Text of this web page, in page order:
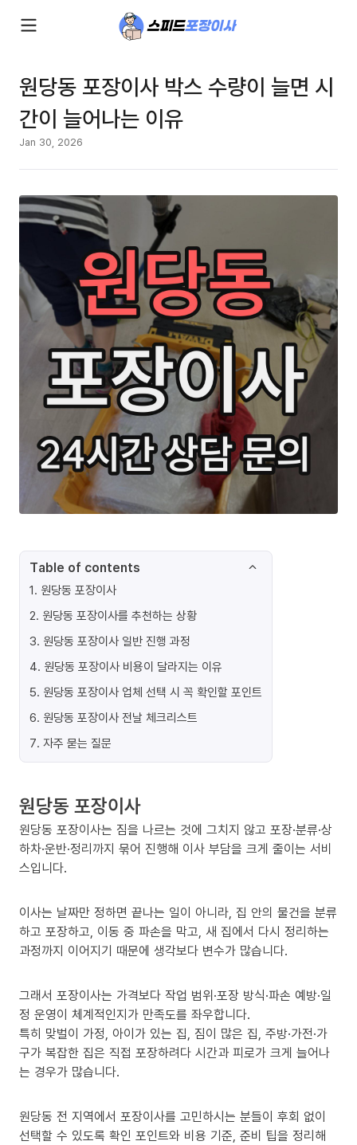
원당동 포장이사 박스 수량이 늘면 시
간이 늘어나는 이유
Jan 30, 2026
Table of contents
1. 원당동 포장이사
2. 원당동 포장이사를 추천하는 상황
3. 원당동 포장이사 일반 진행 과정
4. 원당동 포장이사 비용이 달라지는 이유
5. 원당동 포장이사 업체 선택 시 꼭 확인할 포인트
6. 원당동 포장이사 전날 체크리스트
7. 자주 묻는 질문
원당동 포장이사
원당동 포장이사는 짐을 나르는 것에 그치지 않고 포장·분류·상
하차·운반·정리까지 묶어 진행해 이사 부담을 크게 줄이는 서비
스입니다.
이사는 날짜만 정하면 끝나는 일이 아니라, 집 안의 물건을 분류
하고 포장하고, 이동 중 파손을 막고, 새 집에서 다시 정리하는
과정까지 이어지기 때문에 생각보다 변수가 많습니다.
그래서 포장이사는 가격보다 작업 범위·포장 방식·파손 예방·일
정 운영이 체계적인지가 만족도를 좌우합니다.
특히 맞벌이 가정, 아이가 있는 집, 짐이 많은 집, 주방·가전·가
구가 복잡한 집은 직접 포장하려다 시간과 피로가 크게 늘어나
는 경우가 많습니다.
원당동 전 지역에서 포장이사를 고민하시는 분들이 후회 없이
선택할 수 있도록 확인 포인트와 비용 기준, 준비 팁을 정리해